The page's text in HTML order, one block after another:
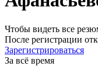
Чтобы видеть все
После регистрации
Зарегистрироваться
За всё время